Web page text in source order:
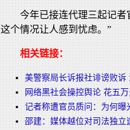
今年已接连代理三起记者
这个情况让人感到忧虑。”
相关链接：
美警察局长诉报社诽谤败诉
网络黑社会操控舆论 花五
记者称遭官员质问：为何曝
邵建：媒体越位对司法独立